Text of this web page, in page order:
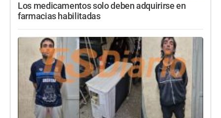
Los medicamentos solo deben adquirirse en
farmacias habilitadas